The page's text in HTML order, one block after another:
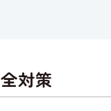
対策